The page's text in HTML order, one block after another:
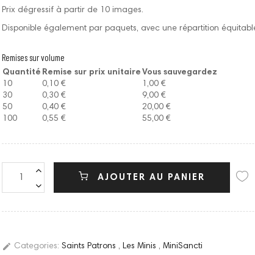
Prix dégressif à partir de 10 images.
Disponible également par paquets, avec une répartition
Remises sur volume
Quantité Remise sur prix unitaire Vous sauvegardez
10
0,10 €
1,00 €
30
0,30 €
9,00 €
50
0,40 €
20,00 €
100
0,55 € 55,00 €
AJOUTER AU PANIER
edit Categories: Saints Patrons , Les Minis , MiniSancti